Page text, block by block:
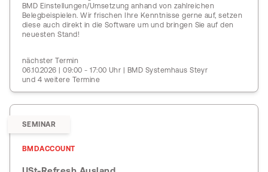
BMD Einstellungen/Umsetzung anhand von zahlreichen
Belegbeispielen. Wir frischen Ihre Kenntnisse gerne auf, setzen
diese auch direkt in die Software um und bringen Sie auf den
neuesten Stand!
nächster Termin
06.10.2026 | 09:00 - 17:00 Uhr | BMD Systemhaus Steyr
und 4 weitere Termine
SEMINAR
BMDACCOUNT